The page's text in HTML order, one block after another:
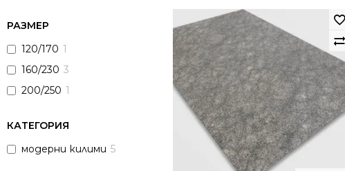
РАЗМЕР
120/170 1
160/230 3
200/250 1
КАТЕГОРИЯ
модерни килими 5